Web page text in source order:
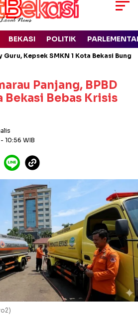
BEKASI POLITIK
Kepsek SMKN 1 Kota Bekasi
Panjang, BPBD
Bekasi Bebas Krisis
- 10:56 WIB